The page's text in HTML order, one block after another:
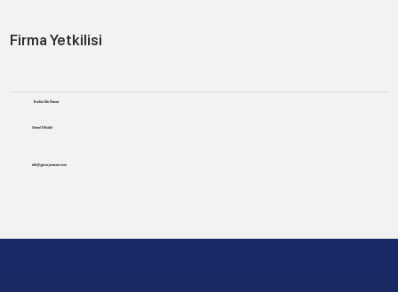
Firma Yetkilisi
Berkin Efe Nacar
Genel Müdür
efe@groupnacar.com